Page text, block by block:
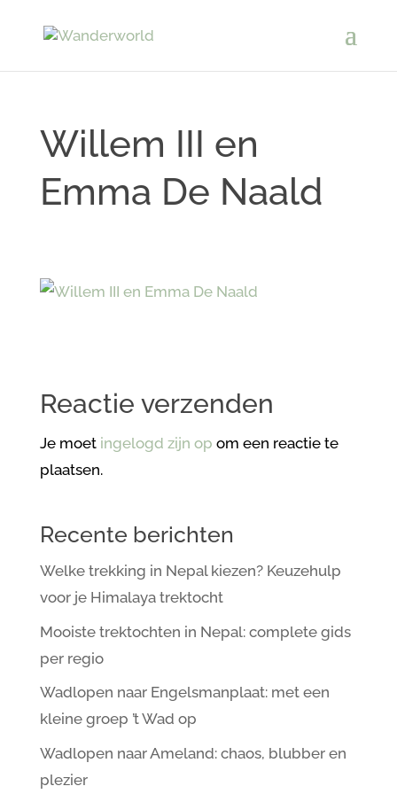
Willem III en
Emma De Naald
Reactie verzenden
Je moet ingelogd zijn op om een reactie te
plaatsen.
Recente berichten
Welke trekking in Nepal kiezen? Keuzehulp
voor je Himalaya trektocht
Mooiste trektochten in Nepal: complete gids
per regio
Wadlopen naar Engelsmanplaat: met een
kleine groep ’t Wad op
Wadlopen naar Ameland: chaos, blubber en
plezier